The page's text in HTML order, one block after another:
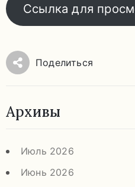
Ссылка для
Поделиться
Архивы
Июль 2026
Июнь 2026